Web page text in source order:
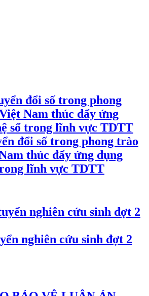
đổi số trong phong trào
thúc đẩy ứng dụng
lĩnh vực TDTT
nghiên cứu sinh đợt 2